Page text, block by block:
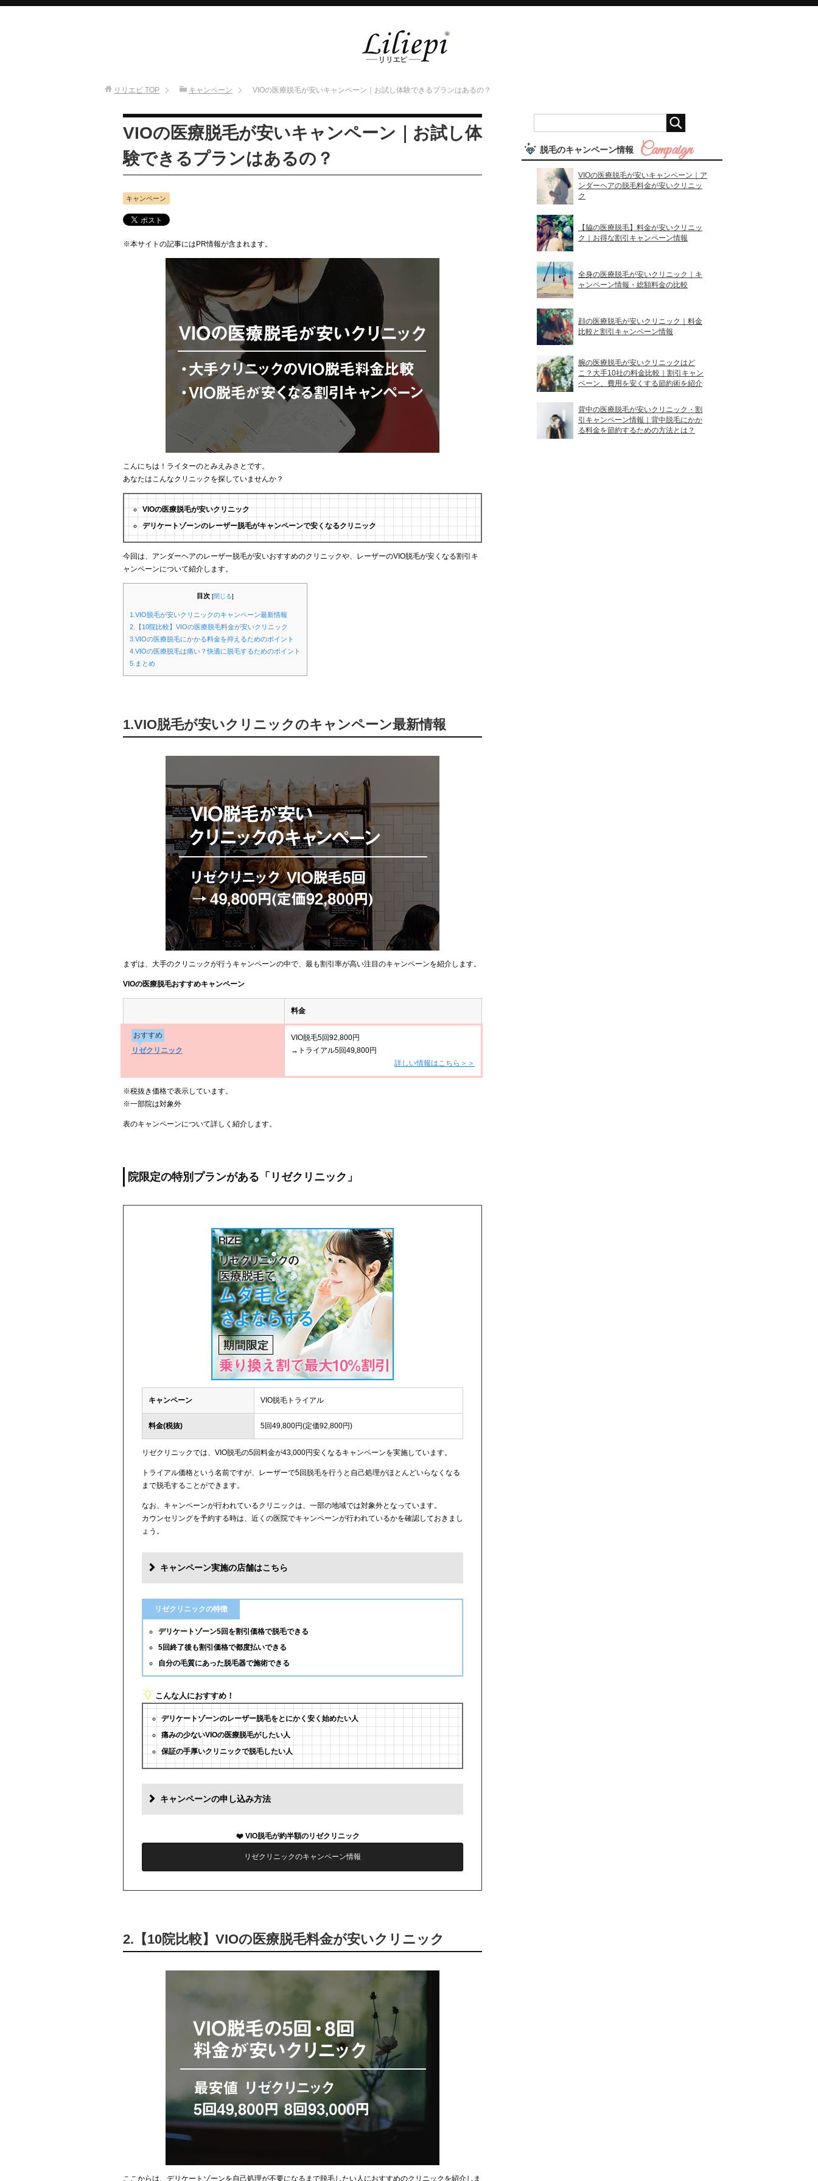
リリエピ TOP キャンペーン VIOの医療脱毛が安いキャンペーン｜お試し体験できるプランはあるの？
VIOの医療脱毛が安いキャンペーン｜お試し体
験できるプランはあるの？
キャンペーン
※本サイトの記事にはPR情報が含まれます。
こんにちは！ライターのとみえみさとです。
あなたはこんなクリニックを探していませんか？
VIOの医療脱毛が安いクリニック
デリケートゾーンのレーザー脱毛がキャンペーンで安くなるクリニック
今回は、アンダーヘアのレーザー脱毛が安いおすすめのクリニックや、レーザーのVIO脱毛が安くなる割引キ
ャンペーンについて紹介します。
目次 [閉じる]
1.VIO脱毛が安いクリニックのキャンペーン最新情報
2.【10院比較】VIOの医療脱毛料金が安いクリニック
3.VIOの医療脱毛にかかる料金を抑えるためのポイント
4.VIOの医療脱毛は痛い？快適に脱毛するためのポイント
5.まとめ
1.VIO脱毛が安いクリニックのキャンペーン最新情報
まずは、大手のクリニックが行うキャンペーンの中で、最も割引率が高い注目のキャンペーンを紹介します。
VIOの医療脱毛おすすめキャンペーン
料金
おすすめ
リゼクリニック
VIO脱毛5回92,800円
→トライアル5回49,800円
詳しい情報はこちら＞＞
※税抜き価格で表示しています。
※一部院は対象外
表のキャンペーンについて詳しく紹介します。
院限定の特別プランがある「リゼクリニック」
キャンペーン VIO脱毛トライアル
料金(税抜) 5回49,800円(定価92,800円)
リゼクリニックでは、VIO脱毛の5回料金が43,000円安くなるキャンペーンを実施しています。
トライアル価格という名前ですが、レーザーで5回脱毛を行うと自己処理がほとんどいらなくなる
まで脱毛することができます。
なお、キャンペーンが行われているクリニックは、一部の地域では対象外となっています。
カウンセリングを予約する時は、近くの医院でキャンペーンが行われているかを確認しておきまし
ょう。
キャンペーン実施の店舗はこちら
リゼクリニックの特徴
デリケートゾーン5回を割引価格で脱毛できる
5回終了後も割引価格で都度払いできる
自分の毛質にあった脱毛器で施術できる
こんな人におすすめ！
デリケートゾーンのレーザー脱毛をとにかく安く始めたい人
痛みの少ないVIOの医療脱毛がしたい人
保証の手厚いクリニックで脱毛したい人
キャンペーンの申し込み方法
VIO脱毛が約半額のリゼクリニック
リゼクリニックのキャンペーン情報
2.【10院比較】VIOの医療脱毛料金が安いクリニック
ここからは、デリケートゾーンを自己処理が不要になるまで脱毛したい人におすすめのクリニックを紹介しま
脱毛のキャンペーン情報
VIOの医療脱毛が安いキャンペーン｜ア
ンダーヘアの脱毛料金が安いクリニッ
ク
【脇の医療脱毛】料金が安いクリニッ
ク｜お得な割引キャンペーン情報
全身の医療脱毛が安いクリニック｜キ
ャンペーン情報・総額料金の比較
顔の医療脱毛が安いクリニック｜料金
比較と割引キャンペーン情報
腕の医療脱毛が安いクリニックはど
こ？大手10社の料金比較｜割引キャン
ペーン、費用を安くする節約術を紹介
背中の医療脱毛が安いクリニック・割
引キャンペーン情報｜背中脱毛にかか
る料金を節約するための方法とは？